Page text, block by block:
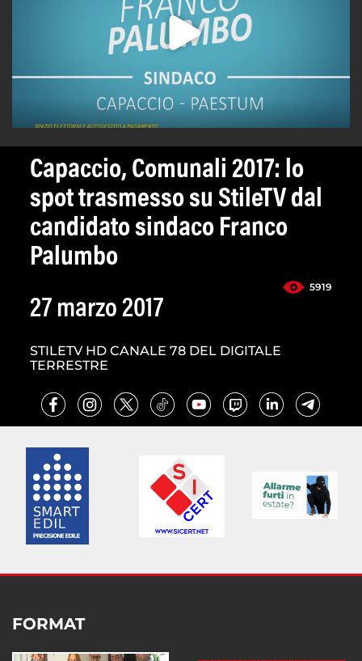
Capaccio, Comunali 2017: lo
spot trasmesso su StileTV dal
candidato sindaco Franco
Palumbo
5919
27 marzo 2017
STILETV HD CANALE 78 DEL DIGITALE
TERRESTRE
FORMAT